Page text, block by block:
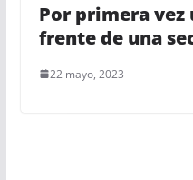
Por primera vez
frente de una
22 mayo, 2023